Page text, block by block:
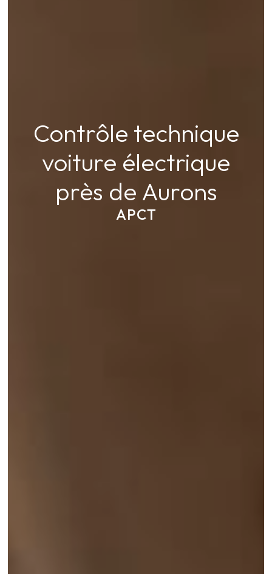
Contrôle technique
voiture électrique
près de Aurons
APCT